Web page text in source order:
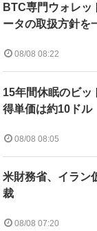
BTC専門ウォレッ
ータの取扱方針を
08/08 08:22
15年間休眠のビッ
得単価は約10ドル
08/08 08:05
米財務省、イラン
裁
08/08 07:20